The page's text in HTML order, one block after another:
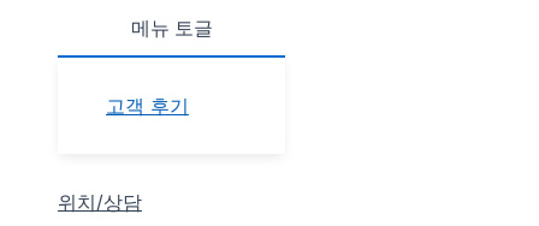
메뉴 토글
고객 후기
위치/상담